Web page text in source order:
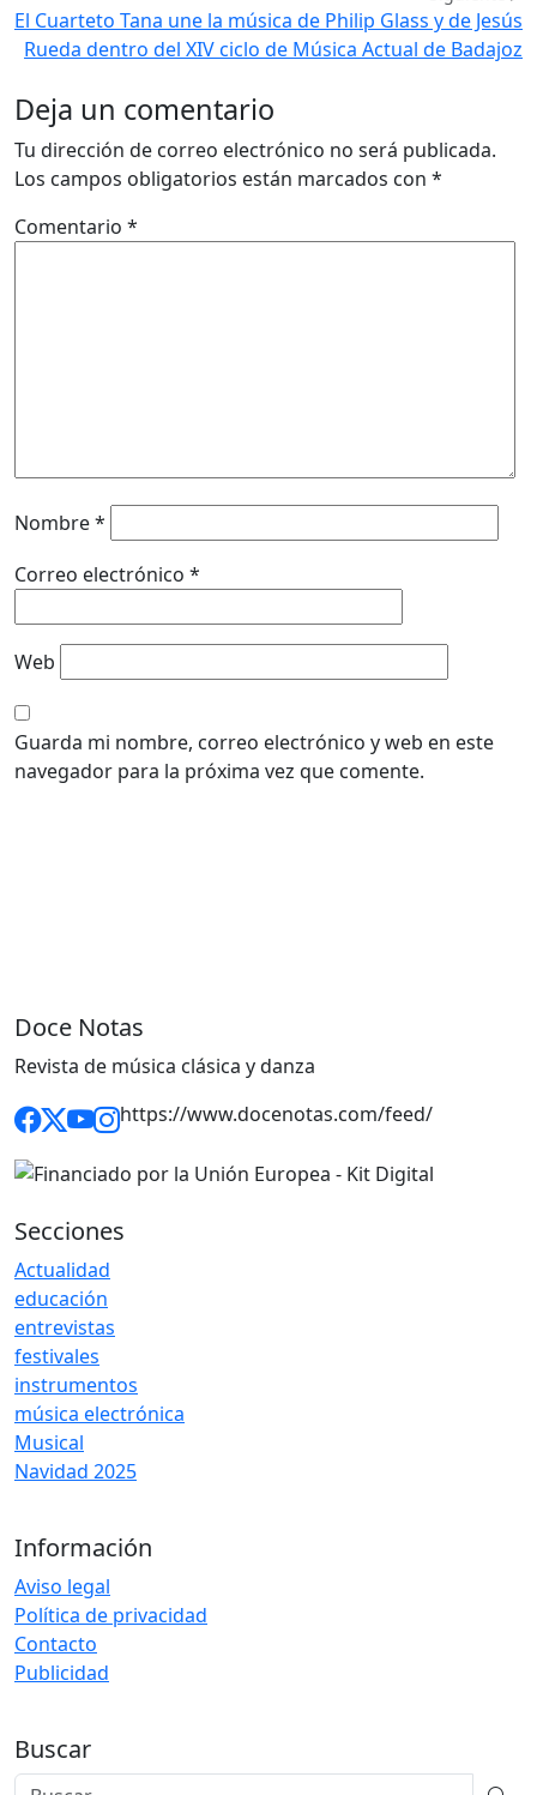
El Cuarteto Tana une la música de Philip Glass y de Jesús
Rueda dentro del XIV ciclo de Música Actual de Badajoz
Deja un comentario
Tu dirección de correo electrónico no será publicada.
Los campos obligatorios están marcados con *
Comentario *
Nombre*
Correo electrónico *
Web
Guarda mi nombre, correo electrónico y web en este
navegador para la próxima vez que comente.
Doce Notas
Revista de música clásica y danza
https://www.docenotas.com/feed/
Secciones
Actualidad
educación
entrevistas
festivales
instrumentos
música electrónica
Musical
Navidad 2025
Información
Aviso legal
Política de privacidad
Contacto
Publicidad
Buscar